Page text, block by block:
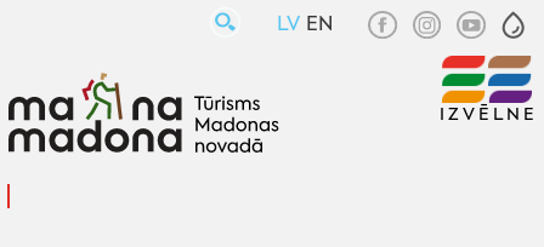
LV EN
IZVĒLNE